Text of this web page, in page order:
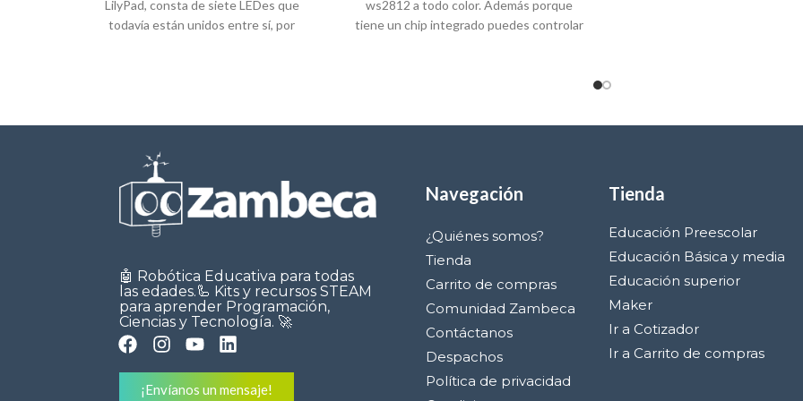
LilyPad, consta de siete LEDes que
todavía están unidos entre sí, por
ws2812 a todo color. Además porque
tiene un chip integrado puedes controlar
🤖 Robótica Educativa para todas
las edades.🦾 Kits y recursos STEAM
para aprender Programación,
Ciencias y Tecnología. 🚀
¡Envíanos un mensaje!
Navegación
¿Quiénes somos?
Tienda
Carrito de compras
Comunidad Zambeca
Contáctanos
Despachos
Política de privacidad
Tienda
Educación Preescolar
Educación Básica y media
Educación superior
Maker
Ir a Cotizador
Ir a Carrito de compras